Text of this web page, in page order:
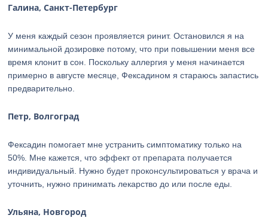
Галина, Санкт-Петербург
У меня каждый сезон проявляется ринит. Остановился я на
минимальной дозировке потому, что при повышении меня все
время клонит в сон. Поскольку аллергия у меня начинается
примерно в августе месяце, Фексадином я стараюсь запастись
предварительно.
Петр, Волгоград
Фексадин помогает мне устранить симптоматику только на
50%. Мне кажется, что эффект от препарата получается
индивидуальный. Нужно будет проконсультироваться у врача и
уточнить, нужно принимать лекарство до или после еды.
Ульяна, Новгород